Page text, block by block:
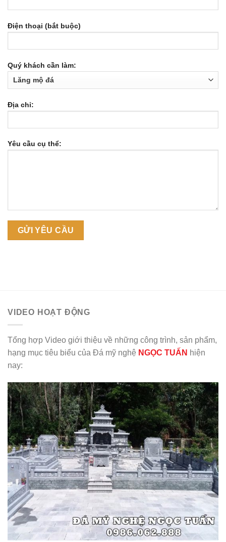
Điện thoại (bắt buộc)
Quý khách cần làm:
Địa chỉ:
Yêu cầu cụ thể:
VIDEO HOẠT ĐỘNG
Tổng hợp Video giới thiệu về những công trình, sản phẩm,
hạng mục tiêu biểu của Đá mỹ nghệ NGỌC TUẤN hiện
nay: